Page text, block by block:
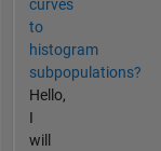
curves
to
histogram
subpopulations?
Hello,
I
will